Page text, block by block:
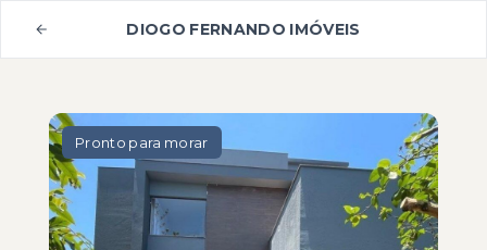
DIOGO FERNANDO IMÓVEIS
Pronto para morar